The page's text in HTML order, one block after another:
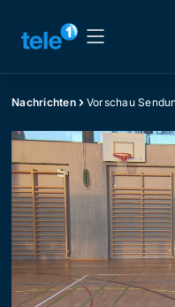
Nachrichten Vorschau